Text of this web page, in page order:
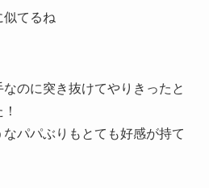
似てるね
のに突き抜けてやりきったと
パパぶりもとても好感が持て